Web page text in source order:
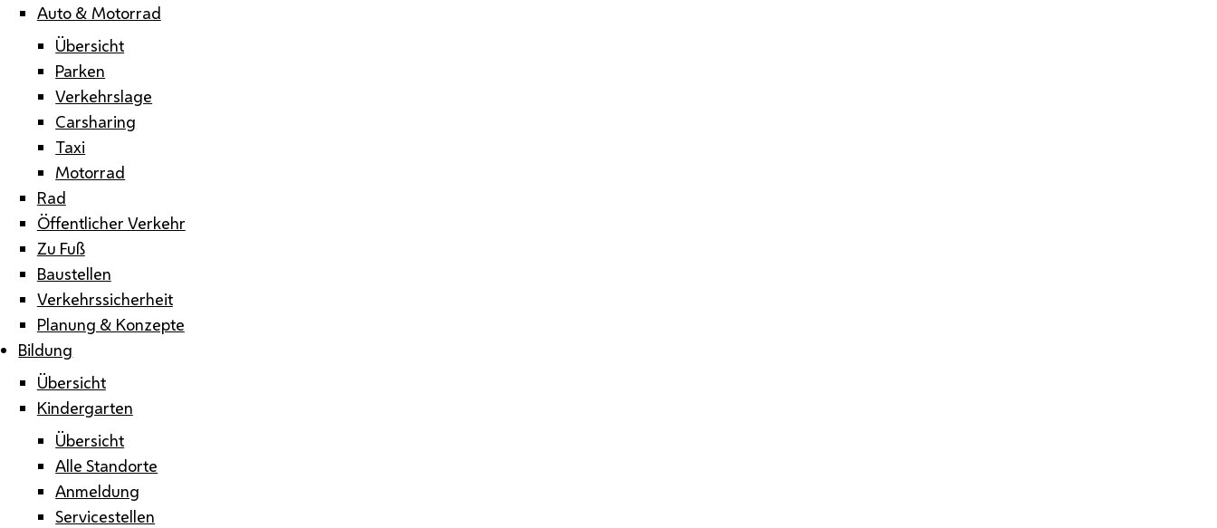
Auto & Motorrad
Übersicht
Parken
Verkehrslage
Carsharing
Taxi
Motorrad
Rad
Öffentlicher Verkehr
Zu Fuß
Baustellen
Verkehrssicherheit
Planung & Konzepte
Bildung
Übersicht
Kindergarten
Übersicht
Alle Standorte
Anmeldung
Servicestellen